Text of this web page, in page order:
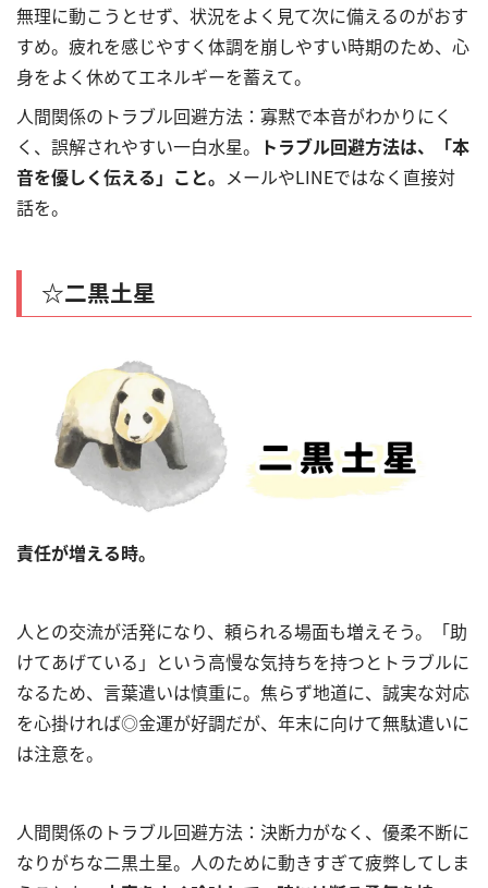
無理に動こうとせず、状況をよく見て次に備えるのがおす
すめ。疲れを感じやすく体調を崩しやすい時期のため、心
身をよく休めてエネルギーを蓄えて。
人間関係のトラブル回避方法：寡黙で本音がわかりにく
く、誤解されやすい一白水星。
トラブル回避方法は、「本
音を優しく伝える」こと。 メールやLINEではなく直接対
話を。
☆二黒土星
責任が増える時。
人との交流が活発になり、頼られる場面も増えそう。「助
けてあげている」という高慢な気持ちを持つとトラブルに
なるため、言葉遣いは慎重に。焦らず地道に、誠実な対応
を心掛ければ◎金運が好調だが、年末に向けて無駄遣いに
は注意を。
人間関係のトラブル回避方法：決断力がなく、優柔不断に
なりがちな二黒土星。人のために動きすぎて疲弊してしま